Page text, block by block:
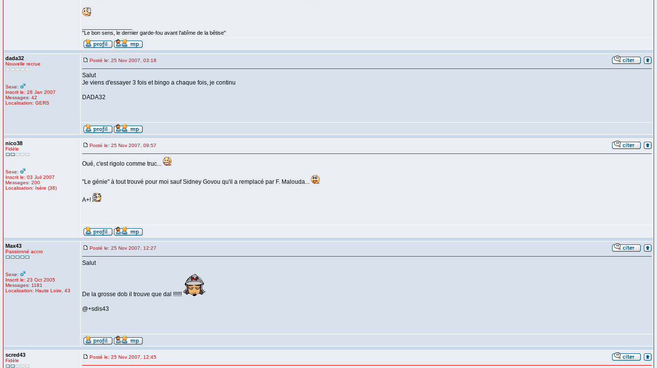
"Le bon sens, le dernier garde-fou avant l'abîme de la bêtise"
dada32
Nouvelle recrue
Sexe:
Inscrit le: 28 Jan 2007
Messages: 42
Localisation: GERS
Posté le: 25 Nov 2007, 03:18
Salut
Je viens d'essayer 3 fois et bingo a chaque fois, je continu
DADA32
nico38
Fidèle
Sexe:
Inscrit le: 03 Juil 2007
Messages: 200
Localisation: Isère (38)
Posté le: 25 Nov 2007, 09:57
Oué, c'est rigolo comme truc...
"Le génie" à tout trouvé pour moi sauf Sidney Govou qu'il a remplacé par F. Malouda...
A+!
Max43
Passionné accro
Sexe:
Inscrit le: 23 Oct 2005
Messages: 1181
Localisation: Haute Loire, 43
Posté le: 25 Nov 2007, 12:27
Salut
De la grosse dob il trouve que dal !!!!!!
@+sdis43
scred43
Fidèle
Posté le: 25 Nov 2007, 12:45